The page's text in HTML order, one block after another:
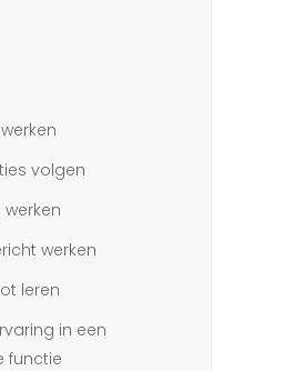
volgen
werken
leren
in een
functie